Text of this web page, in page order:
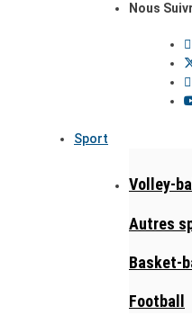
Nous
Sport
Volley-ball
Autres
Basket-
Football